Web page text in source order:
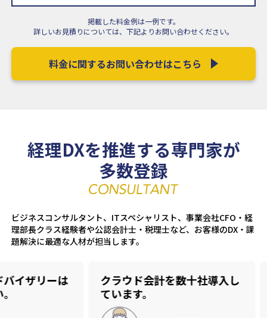
掲載した料金例は一例です。
詳しいお見積りについては、下記よりお問い合わせください。
料金に関するお問い合わせはこちら
経理DXを推進する専門家が
多数登録
ビジネスコンサルタント、ITスペシャリスト、事業会社CFO・経
理部長クラス経験者や公認会計士・税理士など、お客様のDX・課
題解決に最適な人材が担当します。
ザリーは
クラウド会計を数十社導入し
ています。